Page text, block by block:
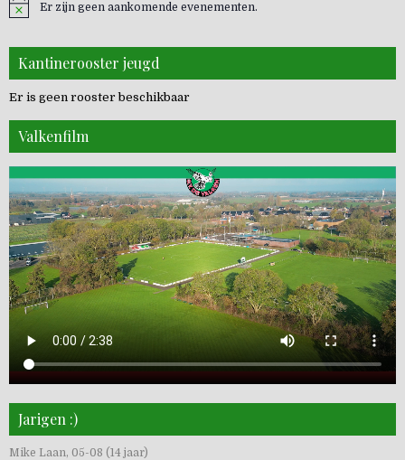
Er zijn geen aankomende evenementen.
Kantinerooster jeugd
Er is geen rooster beschikbaar
Valkenfilm
Jarigen :)
Mike Laan, 05-08 (14 jaar)